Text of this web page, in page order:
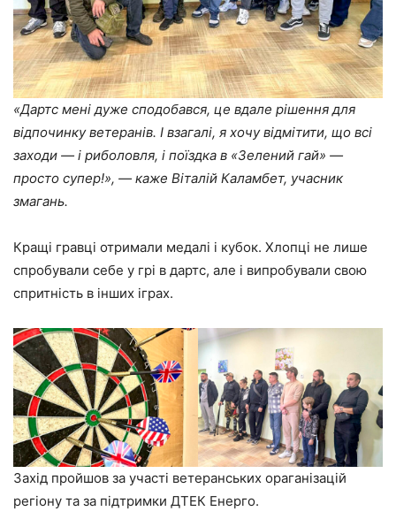
«Дартс мені дуже сподобався, це вдале рішення для
відпочинку ветеранів. І взагалі, я хочу відмітити, що всі
заходи ― і риболовля, і поїздка в «Зелений гай» ―
просто супер!», — каже Віталій Каламбет, учасник
змагань.
Кращі гравці отримали медалі і кубок. Хлопці не лише
спробували себе у грі в дартс, але і випробували свою
спритність в інших іграх.
Захід пройшов за участі ветеранських ораганізацій
регіону та за підтримки ДТЕК Енерго.